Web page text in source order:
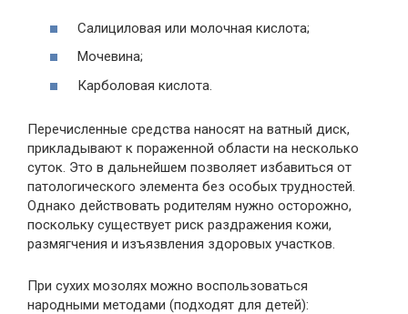
Салициловая или молочная кислота;
Мочевина;
Карболовая кислота.
Перечисленные средства наносят на ватный диск,
прикладывают к пораженной области на несколько
суток. Это в дальнейшем позволяет избавиться от
патологического элемента без особых трудностей.
Однако действовать родителям нужно осторожно,
поскольку существует риск раздражения кожи,
размягчения и изъязвления здоровых участков.
При сухих мозолях можно воспользоваться
народными методами (подходят для детей):